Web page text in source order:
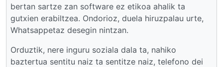
bertan sartze zan software ez etikoa ahalik ta
gutxien erabiltzea. Ondorioz, duela hiruzpalau urte,
Whatsappetaz desegin nintzan.
Orduztik, nere inguru soziala dala ta, nahiko
baztertua sentitu naiz ta sentitze naiz, telefono dei